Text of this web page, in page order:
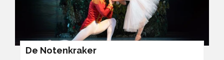
De Notenkraker